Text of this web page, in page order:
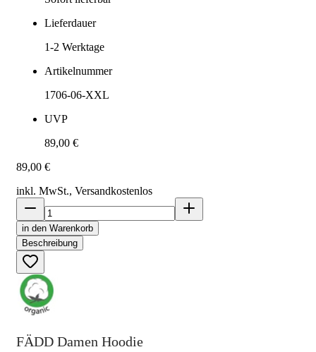
Lieferdauer
1-2 Werktage
Artikelnummer
1706-06-XXL
UVP
89,00 €
89,00 €
inkl. MwSt., Versandkostenlos
in den Warenkorb
Beschreibung
FÄDD Damen Hoodie